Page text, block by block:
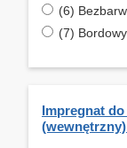
(6)
(7)
Impregnat